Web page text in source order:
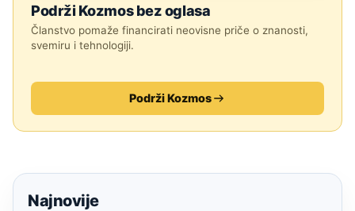
Podrži Kozmos bez oglasa
Članstvo pomaže financirati neovisne priče o znanosti,
svemiru i tehnologiji.
Podrži Kozmos
Najnovije